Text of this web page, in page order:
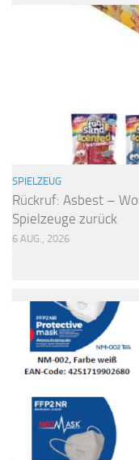
SPIELZEUG
Rückruf: Asbest –
Spielzeuge zurück
6 AUG., 2026